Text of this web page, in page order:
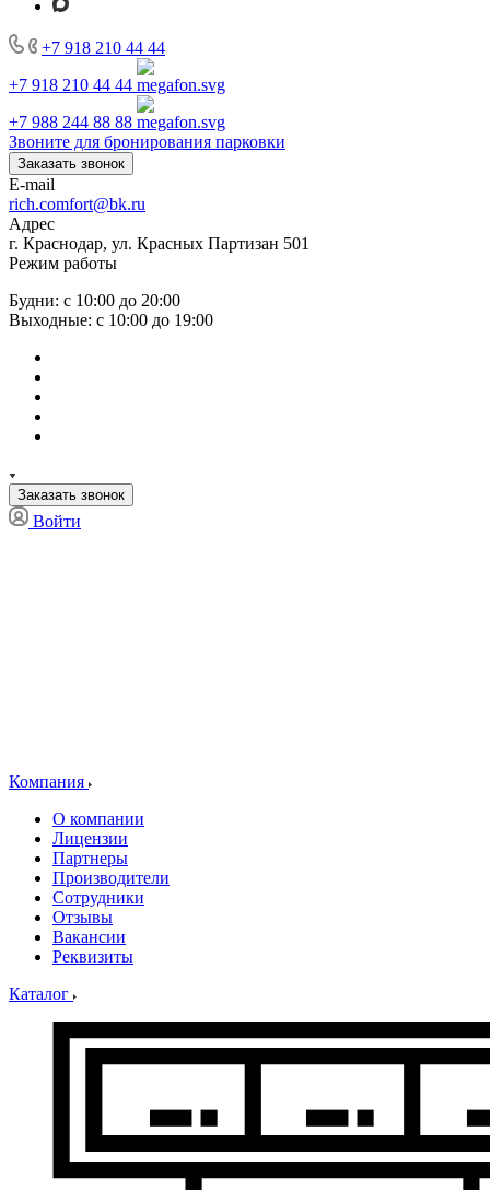
+7 918 210 44 44
+7 918 210 44 44
+7 988 244 88 88
Звоните для бронирования парковки
Заказать звонок
E-mail
rich.comfort@bk.ru
Адрес
г. Краснодар, ул. Красных Партизан 501
Режим работы
Будни: с 10:00 до 20:00
Выходные: с 10:00 до 19:00
Заказать звонок
Войти
Компания
О компании
Лицензии
Партнеры
Производители
Сотрудники
Отзывы
Вакансии
Реквизиты
Каталог